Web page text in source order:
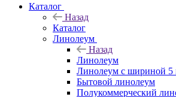
Каталог
Назад
Каталог
Линолеум
Назад
Линолеум
Линолеум с шириной 5
Бытовой линолеум
Полукоммерческий